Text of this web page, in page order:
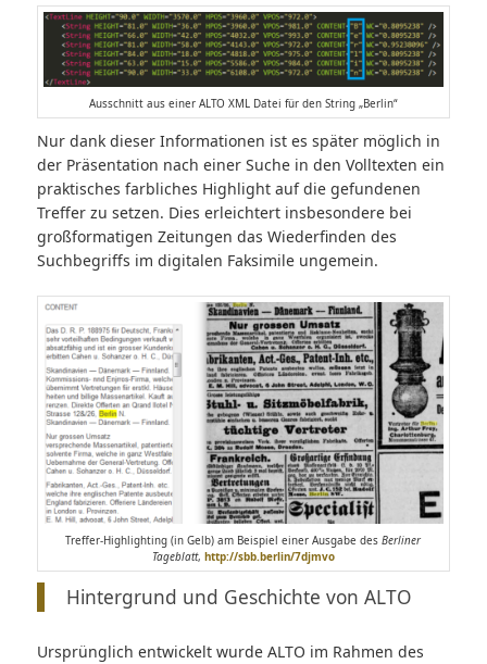
Ausschnitt aus einer ALTO XML Datei für den String „Berlin“
Nur dank dieser Informationen ist es später möglich in
der Präsentation nach einer Suche in den Volltexten ein
praktisches farbliches Highlight auf die gefundenen
Treffer zu setzen. Dies erleichtert insbesondere bei
großformatigen Zeitungen das Wiederfinden des
Suchbegriffs im digitalen Faksimile ungemein.
Treffer-Highlighting (in Gelb) am Beispiel einer Ausgabe desBerliner
Tageblatt, http://sbb.berlin/7djmvo
Hintergrund und Geschichte von ALTO
Ursprünglich entwickelt wurde ALTO im Rahmen des